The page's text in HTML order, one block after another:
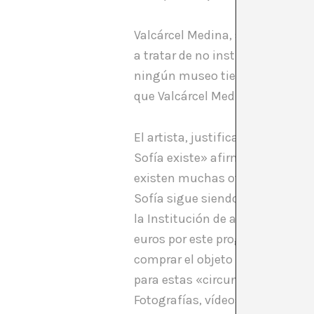
Valcárcel Medina, se ha
a tratar de no institucionalizar
ningún museo tiene obra suya,
que Valcárcel Medina ha
El artista, justifica este
Sofía existe» afirma, pero
existen muchas otras
Sofía sigue siendo el Reina
la Institución de arte
euros por este programa, un
comprar el objeto físico de
para estas «circunstancias»
Fotografías, vídeos y